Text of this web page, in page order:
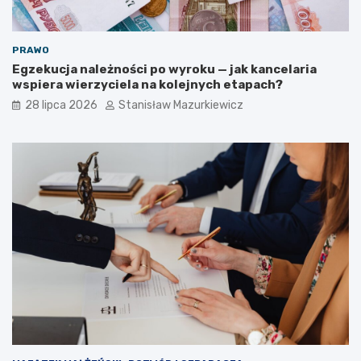
PRAWO
Egzekucja należności po wyroku — jak kancelaria
wspiera wierzyciela na kolejnych etapach?
28 lipca 2026 Stanisław Mazurkiewicz